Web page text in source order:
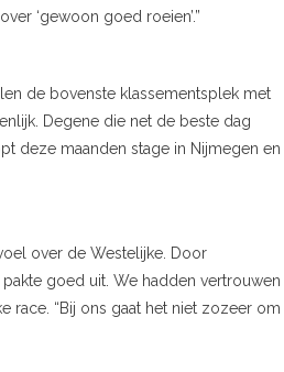
‘gewoon goed roeien’.”
de bovenste klassementsplek met
Degene die net de beste dag
deze maanden stage in Nijmegen en
over de Westelijke. Door
goed uit. We hadden vertrouwen
race. “Bij ons gaat het niet zozeer om